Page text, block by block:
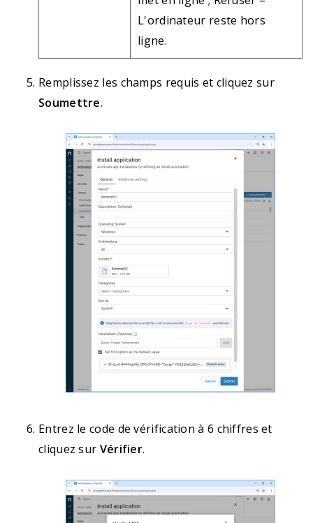
L'ordinateur reste hors
ligne.
Remplissez les champs requis et cliquez sur
Soumettre.
Entrez le code de vérification à 6 chiffres et
cliquez sur Vérifier.